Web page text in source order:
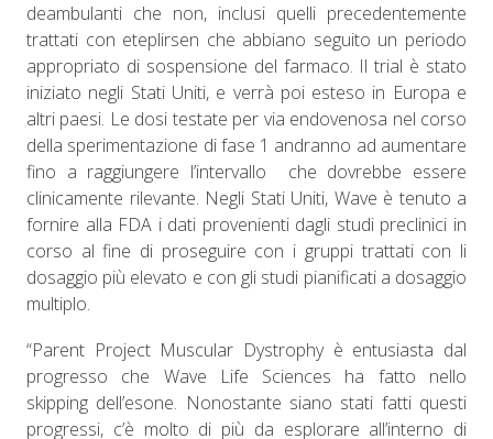
deambulanti che non, inclusi quelli precedentemente
trattati con eteplirsen che abbiano seguito un periodo
appropriato di sospensione del farmaco. Il trial è stato
iniziato negli Stati Uniti, e verrà poi esteso in Europa e
altri paesi. Le dosi testate per via endovenosa nel corso
della sperimentazione di fase 1 andranno ad aumentare
fino a raggiungere l’intervallo che dovrebbe essere
clinicamente rilevante. Negli Stati Uniti, Wave è tenuto a
fornire alla FDA i dati provenienti dagli studi preclinici in
corso al fine di proseguire con i gruppi trattati con li
dosaggio più elevato e con gli studi pianificati a dosaggio
multiplo.
“Parent Project Muscular Dystrophy è entusiasta dal
progresso che Wave Life Sciences ha fatto nello
skipping dell’esone. Nonostante siano stati fatti questi
progressi, c’è molto di più da esplorare all’interno di